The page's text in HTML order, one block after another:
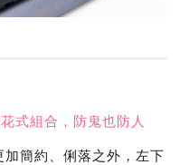
式組合，防鬼也防人
簡約、俐落之外，左下